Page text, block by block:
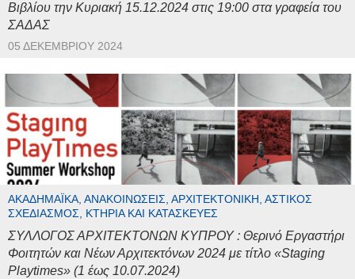
Βιβλίου την Κυριακή 15.12.2024 στις 19:00 στα γραφεία του
ΣΑΔΑΣ
05 ΔΕΚΕΜΒΡΊΟΥ 2024
ΑΚΑΔΗΜΑΪΚΆ, ΑΝΑΚΟΙΝΏΣΕΙΣ, ΑΡΧΙΤΕΚΤΟΝΙΚΉ, ΑΣΤΙΚΌΣ
ΣΧΕΔΙΑΣΜΌΣ, ΚΤΉΡΙΑ ΚΑΙ ΚΑΤΑΣΚΕΥΈΣ
ΣΥΛΛΟΓΟΣ ΑΡΧΙΤΕΚΤΟΝΩΝ ΚΥΠΡΟΥ : Θερινό Εργαστήρι
Φοιτητών και Νέων Αρχιτεκτόνων 2024 με τίτλο «Staging
Playtimes» (1 έως 10.07.2024)